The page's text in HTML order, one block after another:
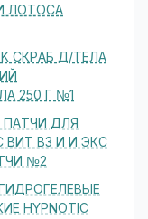
ЛОТОСА
СКРАБ Д/ТЕЛА
250 Г №1
ПАТЧИ ДЛЯ
ВИТ В3 И И ЭКС
№2
ГИДРОГЕЛЕВЫЕ
HYPNOTIC